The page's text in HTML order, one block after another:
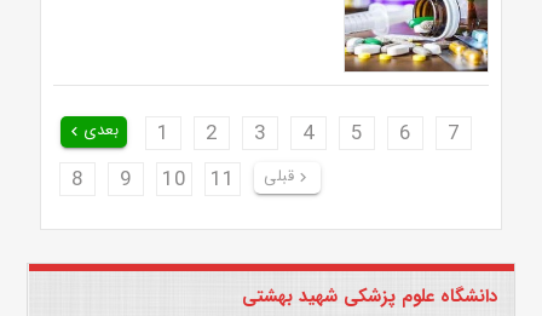
بعدی keyboard_arrow_left 1 2 3 4 5 6
7
8
9 10 11 keyboard_arrow_right قبلی
دانشگاه علوم پزشکی شهید بهشتی